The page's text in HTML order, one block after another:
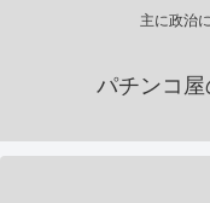
主に政治
パチンコ